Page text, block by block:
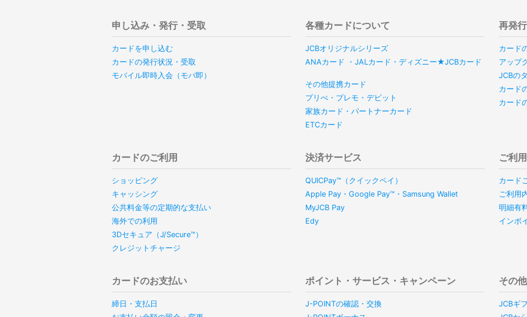
申し込み・発行・受取
カードを申し込む
カードの発行状況・受取
モバイル即時入会（モバ即）
各種カードについて
JCBオリジナルシリーズ
ANAカード ・JALカード・ディズニー★JCBカード
その他提携カード
プリぺ・プレモ・デビット
家族カード・パートナーカード
ETCカード
再発
カード
アップ
JCBの
カード
カード
カードのご利用
ショッピング
キャッシング
公共料金等の定期的な支払い
海外での利用
3Dセキュア（J/Secure™）
クレジットチャージ
決済サービス
QUICPay™（クイックペイ）
Apple Pay・Google Pay™・Samsung Wallet
MyJCB Pay
Edy
ご利
カード
ご利用
明細有
インボ
カードのお支払い
締日・支払日
ポイント・サービス・キャンペーン
J-POINTの確認・交換
その他
JCBギ